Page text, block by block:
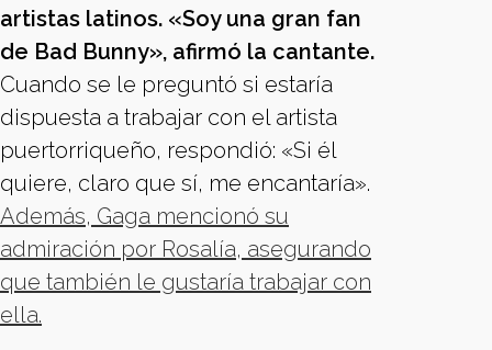
artistas latinos. «Soy una gran fan
de Bad Bunny», afirmó la cantante.
Cuando se le preguntó si estaría
dispuesta a trabajar con el artista
puertorriqueño, respondió: «Si él
quiere, claro que sí, me encantaría».
Además, Gaga mencionó su
admiración por Rosalía, asegurando
que también le gustaría trabajar con
ella.